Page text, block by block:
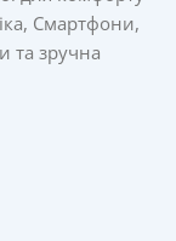
Смартфони,
та зручна